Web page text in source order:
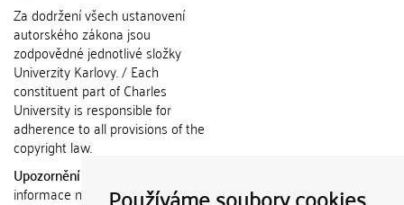
Za dodržení všech ustanovení
autorského zákona jsou
zodpovědné jednotlivé složky
Univerzity Karlovy. / Each
constituent part of Charles
University is responsible for
adherence to all provisions of the
copyright law.
Upozornění / Notice:
informace nemohou být použity k